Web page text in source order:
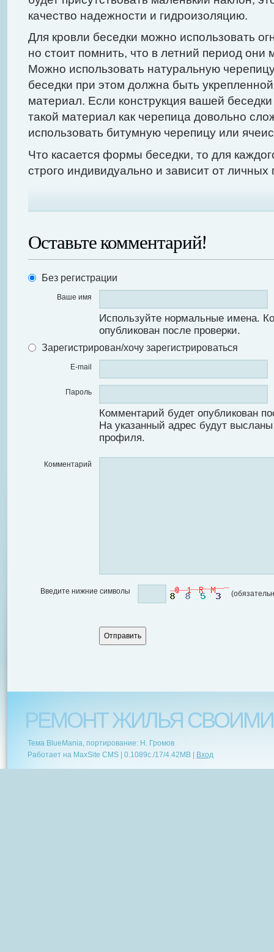
качество надежности и гидроизоляцию.
Для кровли беседки можно использовать
но стоит помнить, что в летний период они
Можно использовать натуральную
беседки при этом должна быть
материал. Если конструкция вашей
такой материал как черепица довольно
использовать битумную черепицу или
Что касается формы беседки, то для
строго индивидуально и зависит от личных
Оставьте комментарий!
Без регистрации
Ваше имя
Используйте нормальные имена.
опубликован после проверки.
Зарегистрирован/хочу зарегистрироваться
E-mail
Пароль
Комментарий будет опубликован
На указанный адрес будут
профиля.
Комментарий
Введите нижние символы
РЕМОНТ ЖИЛЬЯ
Тема BlueMania, портирование: Н. Громов
Работает на MaxSite CMS | 0.1089c./17/4.42MB Вход